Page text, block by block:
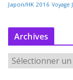
Japon/HK 2016 Voyage
Archives
r